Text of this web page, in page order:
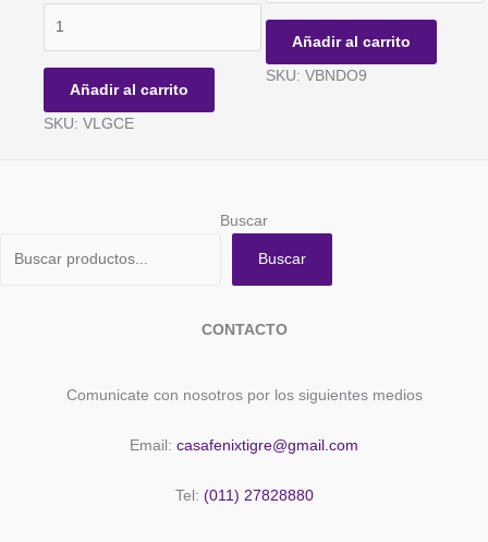
LARGAS
BICOLOR
CELESTES
-
cantidad
Añadir al carrito
SKU: VLGCE
DORADA
Nº
9
Añadir al carrito
SKU: VBNDO9
Buscar
Buscar
CONTACTO
Comunicate con nosotros por los siguientes medios
Email: casafenixtigre@gmail.com
Tel: (011) 27828880